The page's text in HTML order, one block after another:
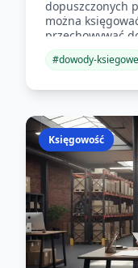
dopuszczonych
można
przechowywać
#dowody-ksiegowe
Księgowość